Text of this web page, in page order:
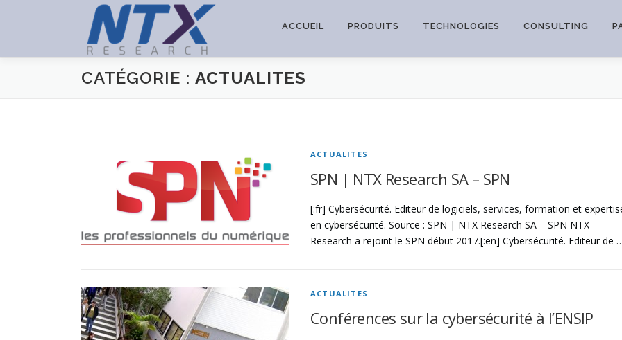
ACCUEIL PRODUITS TECHNOLOGIES CONSULTING
CATÉGORIE : ACTUALITES
ACTUALITES
SPN | NTX Research SA – SPN
[:fr] Cybersécurité. Editeur de logiciels, services, formation et
en cybersécurité. Source : SPN | NTX Research SA – SPN NTX
Research a rejoint le SPN début 2017.[:en] Cybersécurité. Editeur de
ACTUALITES
Conférences sur la cybersécurité à l’ENSIP